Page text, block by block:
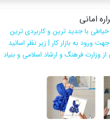
امانی
با جدید ترین و کاربردی ترین
ورود به بازار کار | زیر نظر اساتید
وزارت فرهنگ و ارشاد اسلامی و بنیاد